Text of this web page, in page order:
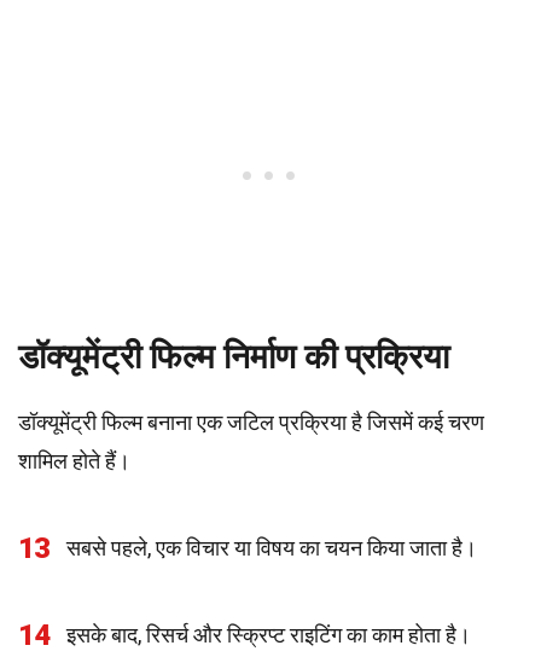
डॉक्यूमेंट्री फिल्म निर्माण की प्रक्रिया
डॉक्यूमेंट्री फिल्म बनाना एक जटिल प्रक्रिया है जिसमें कई चरण
शामिल होते हैं।
13 सबसे पहले, एक विचार या विषय का चयन किया जाता है।
14 इसके बाद, रिसर्च और स्क्रिप्ट राइटिंग का काम होता है।